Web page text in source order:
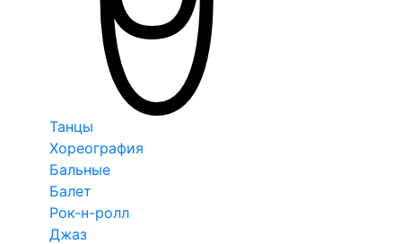
Танцы
Хореография
Бальные
Балет
Рок-н-ролл
Джаз